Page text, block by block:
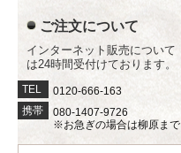
ご注文について
インターネット販売について
は24時間受付けております。
TEL
0120-666-163
携帯
080-1407-9726
※お急ぎの場合は柳原まで